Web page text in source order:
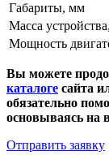
Габариты, мм
Масса
Мощность
Вы можете
каталоге сайта
обязательно
основываясь на
Отправить заявку